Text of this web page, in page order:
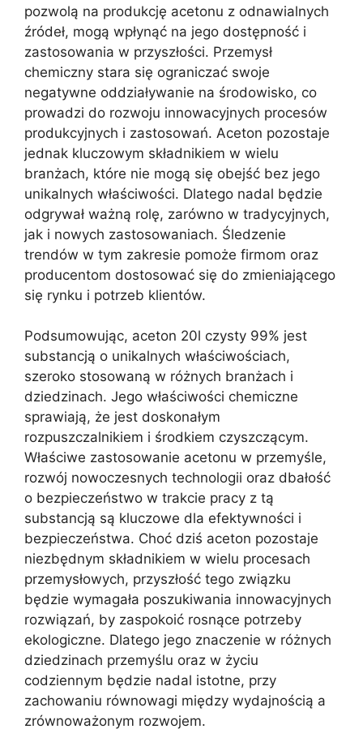
pozwolą na produkcję acetonu z odnawialnych
źródeł, mogą wpłynąć na jego dostępność i
zastosowania w przyszłości. Przemysł
chemiczny stara się ograniczać swoje
negatywne oddziaływanie na środowisko, co
prowadzi do rozwoju innowacyjnych procesów
produkcyjnych i zastosowań. Aceton pozostaje
jednak kluczowym składnikiem w wielu
branżach, które nie mogą się obejść bez jego
unikalnych właściwości. Dlatego nadal będzie
odgrywał ważną rolę, zarówno w tradycyjnych,
jak i nowych zastosowaniach. Śledzenie
trendów w tym zakresie pomoże firmom oraz
producentom dostosować się do zmieniającego
się rynku i potrzeb klientów.
Podsumowując, aceton 20l czysty 99% jest
substancją o unikalnych właściwościach,
szeroko stosowaną w różnych branżach i
dziedzinach. Jego właściwości chemiczne
sprawiają, że jest doskonałym
rozpuszczalnikiem i środkiem czyszczącym.
Właściwe zastosowanie acetonu w przemyśle,
rozwój nowoczesnych technologii oraz dbałość
o bezpieczeństwo w trakcie pracy z tą
substancją są kluczowe dla efektywności i
bezpieczeństwa. Choć dziś aceton pozostaje
niezbędnym składnikiem w wielu procesach
przemysłowych, przyszłość tego związku
będzie wymagała poszukiwania innowacyjnych
rozwiązań, by zaspokoić rosnące potrzeby
ekologiczne. Dlatego jego znaczenie w różnych
dziedzinach przemyślu oraz w życiu
codziennym będzie nadal istotne, przy
zachowaniu równowagi między wydajnością a
zrównoważonym rozwojem.